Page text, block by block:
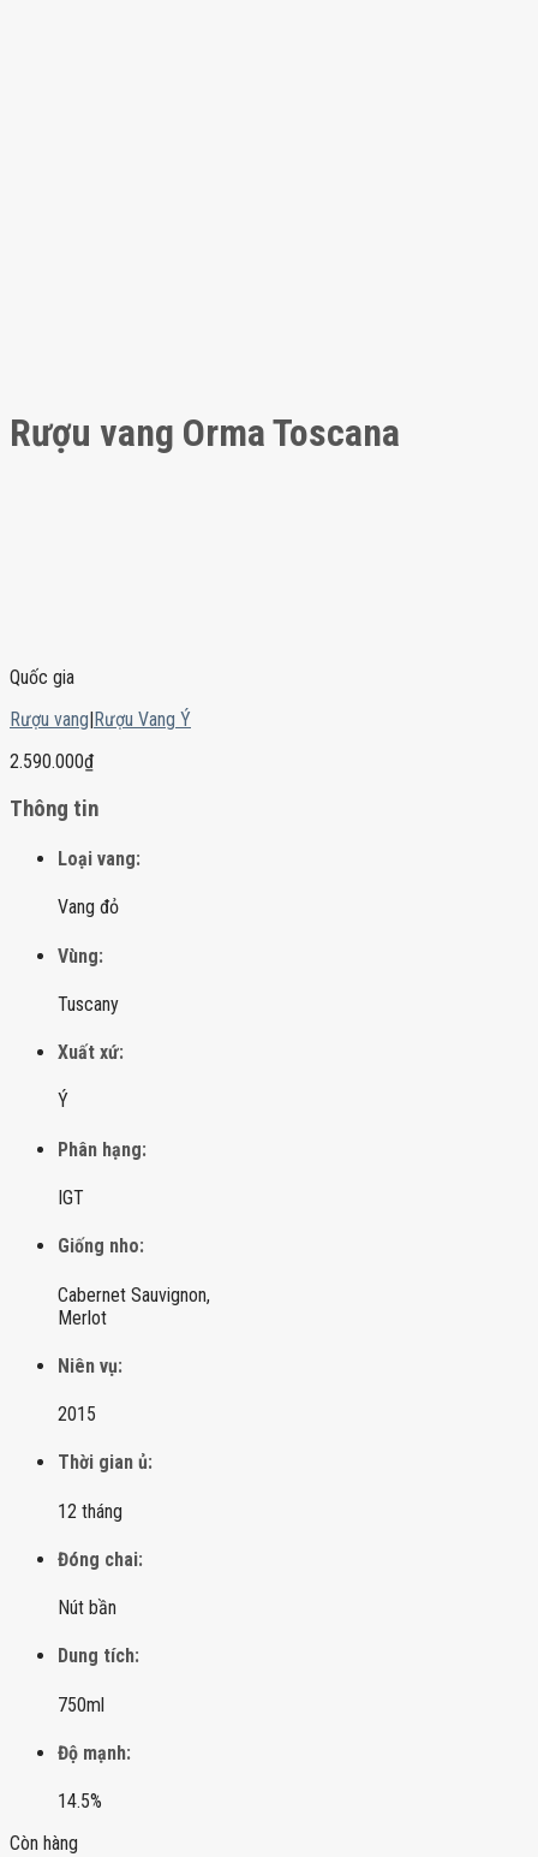
Rượu vang Orma Toscana
Quốc gia
Rượu vang|Rượu Vang Ý
2.590.000₫
Thông tin
Loại vang:
Vang đỏ
Vùng:
Tuscany
Xuất xứ:
Ý
Phân hạng:
IGT
Giống nho:
Cabernet Sauvignon,
Merlot
Niên vụ:
2015
Thời gian ủ:
12 tháng
Đóng chai:
Nút bần
Dung tích:
750ml
Độ mạnh:
14.5%
Còn hàng